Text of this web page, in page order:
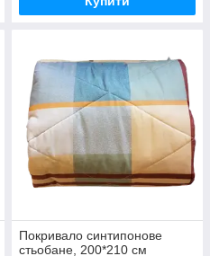
Покривало синтипонове
стьобане, 200*210 см